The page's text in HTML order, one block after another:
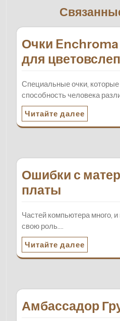
Очки
для
Специальные очки,
способность человека
Читайте далее
Ошибки с
платы
Частей компьютера много,
свою роль.…
Читайте далее
Амбассадор